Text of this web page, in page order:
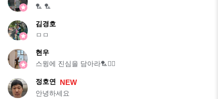
🏸 🏸
김경호
ㅁㅁ
현우
스윙에 진심을 담아라🏸🙋‍♂️
정호연 NEW
안녕하세요